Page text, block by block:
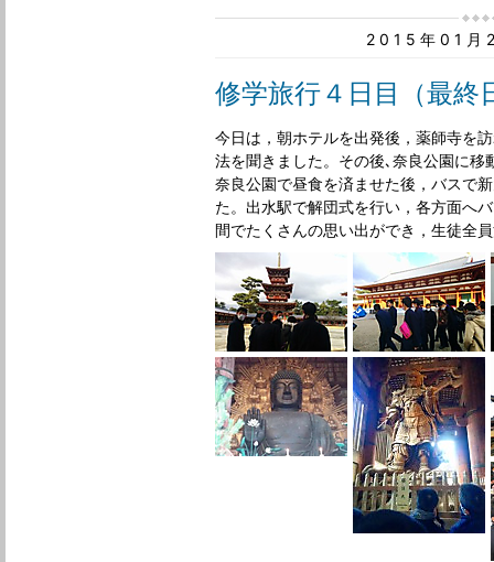
2015年01月
修学旅行４日目（最終
今日は，朝ホテルを出発後，薬師寺を
法を聞きました。その後､奈良公園に
奈良公園で昼食を済ませた後，バスで
た。出水駅で解団式を行い，各方面へ
間でたくさんの思い出ができ，生徒全